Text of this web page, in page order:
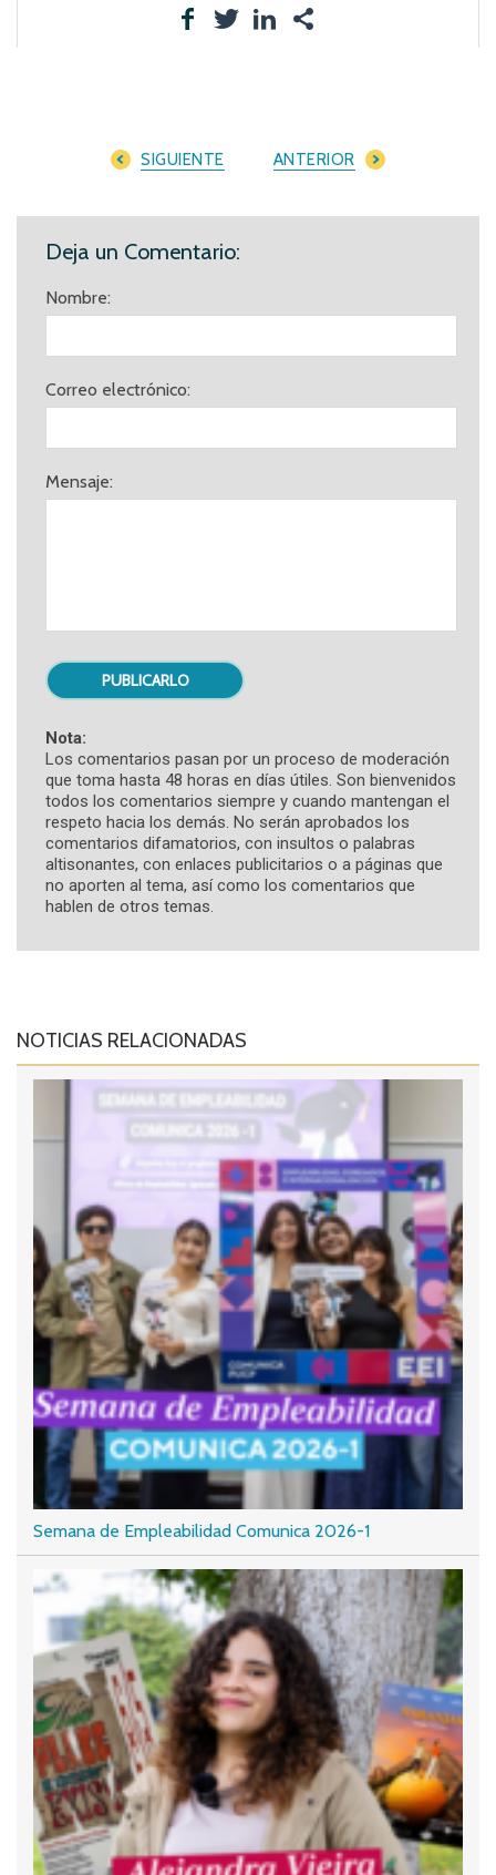
SIGUIENTE ANTERIOR
Deja un Comentario:
Nombre:
Correo electrónico:
Mensaje:
Nota:
Los comentarios pasan por un proceso de moderación
que toma hasta 48 horas en días útiles. Son bienvenidos
todos los comentarios siempre y cuando mantengan el
respeto hacia los demás. No serán aprobados los
comentarios difamatorios, con insultos o palabras
altisonantes, con enlaces publicitarios o a páginas que
no aporten al tema, así como los comentarios que
hablen de otros temas.
NOTICIAS RELACIONADAS
Semana de Empleabilidad Comunica 2026-1